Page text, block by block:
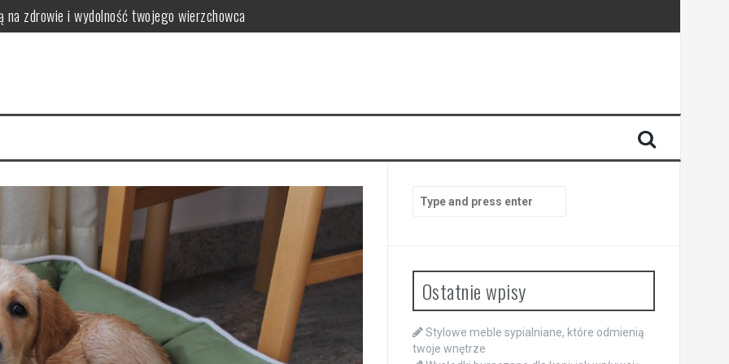
na zdrowie i wydolność twojego wierzchowca
i opasów
dla koni z problemami metabolicznymi
warto poznać
for:
Ostatnie wpisy
Stylowe meble sypialniane, które odmienią
twoje wnętrze